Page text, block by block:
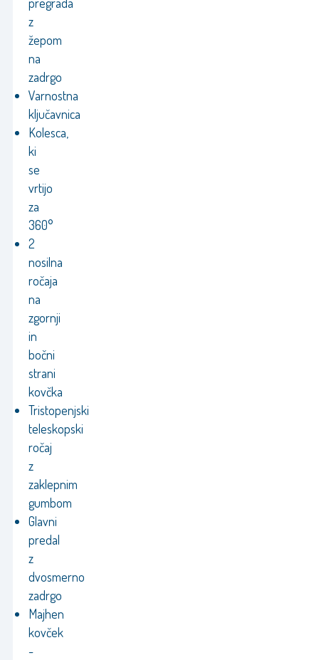
z
žepom
na
zadrgo
Varnostna
ključavnica
Kolesca,
ki
se
vrtijo
za
360°
2
nosilna
ročaja
na
zgornji
in
bočni
strani
kovčka
Tristopenjski
teleskopski
ročaj
z
zaklepnim
gumbom
Glavni
predal
z
dvosmerno
zadrgo
Majhen
kovček
-